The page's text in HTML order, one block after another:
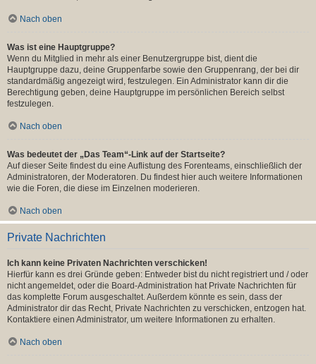
Nach oben
Was ist eine Hauptgruppe?
Wenn du Mitglied in mehr als einer Benutzergruppe bist, dient die
Hauptgruppe dazu, deine Gruppenfarbe sowie den Gruppenrang, der bei dir
standardmäßig angezeigt wird, festzulegen. Ein Administrator kann dir die
Berechtigung geben, deine Hauptgruppe im persönlichen Bereich selbst
festzulegen.
Nach oben
Was bedeutet der „Das Team“-Link auf der Startseite?
Auf dieser Seite findest du eine Auflistung des Forenteams, einschließlich der
Administratoren, der Moderatoren. Du findest hier auch weitere Informationen
wie die Foren, die diese im Einzelnen moderieren.
Nach oben
Private Nachrichten
Ich kann keine Privaten Nachrichten verschicken!
Hierfür kann es drei Gründe geben: Entweder bist du nicht registriert und / oder
nicht angemeldet, oder die Board-Administration hat Private Nachrichten für
das komplette Forum ausgeschaltet. Außerdem könnte es sein, dass der
Administrator dir das Recht, Private Nachrichten zu verschicken, entzogen hat.
Kontaktiere einen Administrator, um weitere Informationen zu erhalten.
Nach oben